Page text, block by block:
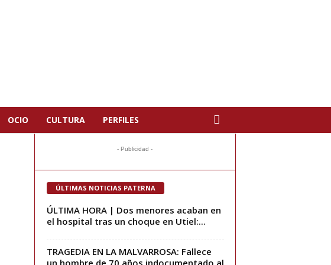
OCIO CULTURA PERFILES
- Publicidad -
ÚLTIMAS NOTICIAS PATERNA
ÚLTIMA HORA | Dos menores acaban en
el hospital tras un choque en Utiel:...
TRAGEDIA EN LA MALVARROSA: Fallece